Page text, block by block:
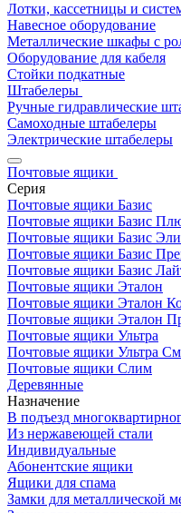
Лотки, кассетницы и
Навесное оборудование
Металлические шкафы с
Оборудование для кабеля
Стойки подкатные
Штабелеры
Ручные гидравлические
Самоходные штабелеры
Электрические штабелеры
Почтовые ящики
Серия
Почтовые ящики Базис
Почтовые ящики Базис
Почтовые ящики Базис
Почтовые ящики Базис
Почтовые ящики Базис
Почтовые ящики Эталон
Почтовые ящики Эталон
Почтовые ящики Эталон
Почтовые ящики Ультра
Почтовые ящики Ультра
Почтовые ящики Слим
Деревянные
Назначение
В подъезд
Из нержавеющей стали
Индивидуальные
Абонентские ящики
Ящики для спама
Замки для металлической